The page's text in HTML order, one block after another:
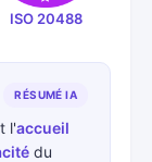
ISO 20488
RÉSUMÉ IA
l'accueil
du